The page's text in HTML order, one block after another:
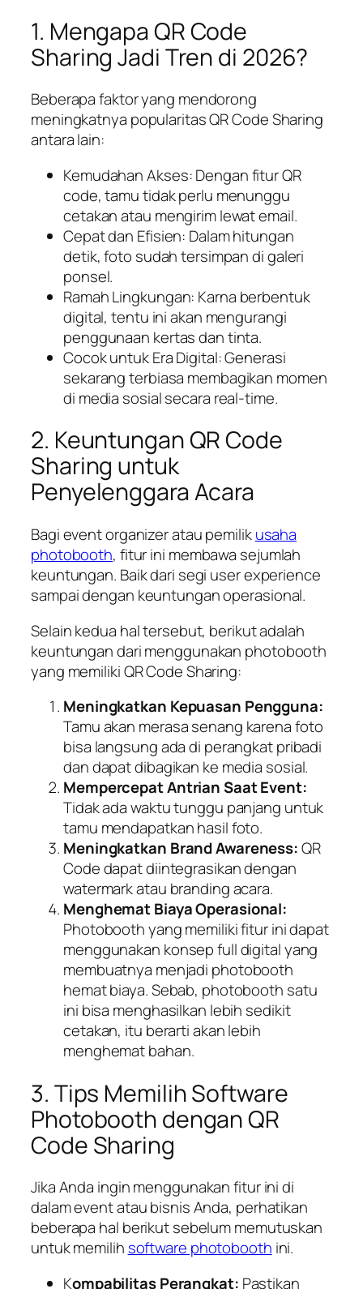
1. Mengapa QR Code
Sharing Jadi Tren di 2026?
Beberapa faktor yang mendorong
meningkatnya popularitas QR Code Sharing
antara lain:
Kemudahan Akses: Dengan fitur QR
code, tamu tidak perlu menunggu
cetakan atau mengirim lewat email.
Cepat dan Efisien: Dalam hitungan
detik, foto sudah tersimpan di galeri
ponsel.
Ramah Lingkungan: Karna berbentuk
digital, tentu ini akan mengurangi
penggunaan kertas dan tinta.
Cocok untuk Era Digital: Generasi
sekarang terbiasa membagikan momen
di media sosial secara real-time.
2. Keuntungan QR Code
Sharing untuk
Penyelenggara Acara
Bagi event organizer atau pemilikusaha
photobooth, fitur ini membawa sejumlah
keuntungan. Baik dari segi user experience
sampai dengan keuntungan operasional.
Selain kedua hal tersebut, berikut adalah
keuntungan dari menggunakan photobooth
yang memiliki QR Code Sharing:
Meningkatkan Kepuasan Pengguna:
Tamu akan merasa senang karena foto
bisa langsung ada di perangkat pribadi
dan dapat dibagikan ke media sosial.
Mempercepat Antrian Saat Event:
Tidak ada waktu tunggu panjang untuk
tamu mendapatkan hasil foto.
Meningkatkan Brand Awareness:QR
Code dapat diintegrasikan dengan
watermark atau branding acara.
Menghemat Biaya Operasional:
Photobooth yang memiliki fitur ini dapat
menggunakan konsep full digital yang
membuatnya menjadi photobooth
hemat biaya. Sebab, photobooth satu
ini bisa menghasilkan lebih sedikit
cetakan, itu berarti akan lebih
menghemat bahan.
3. Tips Memilih Software
Photobooth dengan QR
Code Sharing
Jika Anda ingin menggunakan fitur ini di
dalam event atau bisnis Anda, perhatikan
beberapa hal berikut sebelum memutuskan
untuk memilih software photobooth ini.
Kompabilitas Perangkat: Pastikan